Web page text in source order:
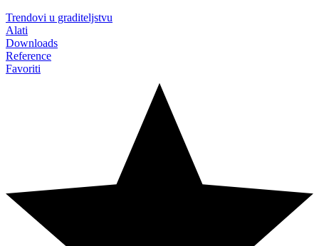
Trendovi u graditeljstvu
Alati
Downloads
Reference
Favoriti